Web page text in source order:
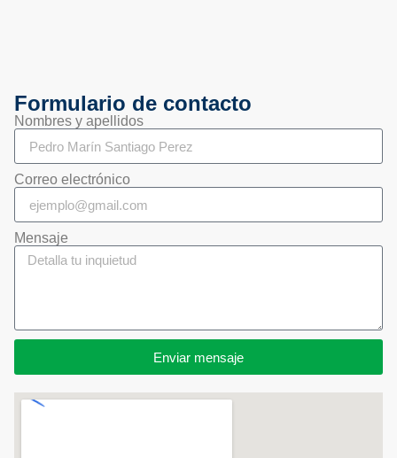
Formulario de contacto
Nombres y apellidos
Correo electrónico
Mensaje
Enviar mensaje